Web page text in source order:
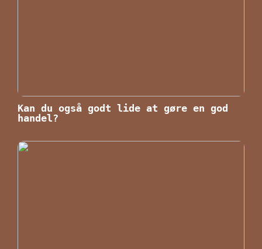
Kan du også godt lide at gøre en god
handel?